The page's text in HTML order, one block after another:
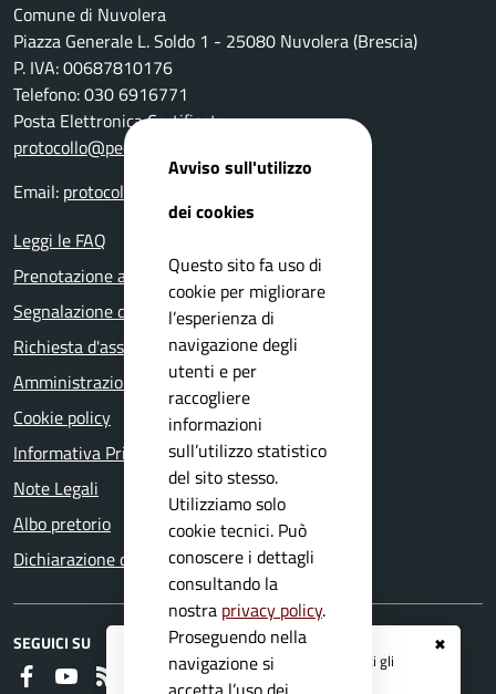
✖
Registrati ai serviziAPP IO
e ricevi tutti gli
aggiornamenti dall'Ente
Comune di Nuvolera
Piazza Generale L. Soldo 1 - 25080 Nuvolera (Brescia)
P. IVA: 00687810176
Telefono: 030 6916771
Posta Elettronica Certificata:
protocollo@pec.comune.nuvolera.bs.it
Email: protocollo@comune.nuvolera.bs.it
Leggi le FAQ
Prenotazione appuntamento
Segnalazione disservizio
Richiesta d'assistenza
Amministrazione trasparente
Cookie policy
Informativa Privacy
Note Legali
Albo pretorio
Dichiarazione di accessibilità
SEGUICI SU
FaceboookYoutube
Avviso sull'utilizzo
dei cookies
Questo sito fa uso di
cookie per migliorare
l’esperienza di
navigazione degli
utenti e per
raccogliere
informazioni
sull’utilizzo statistico
del sito stesso.
Utilizziamo solo
cookie tecnici. Può
conoscere i dettagli
consultando la
nostra privacy policy.
Proseguendo nella
navigazione si